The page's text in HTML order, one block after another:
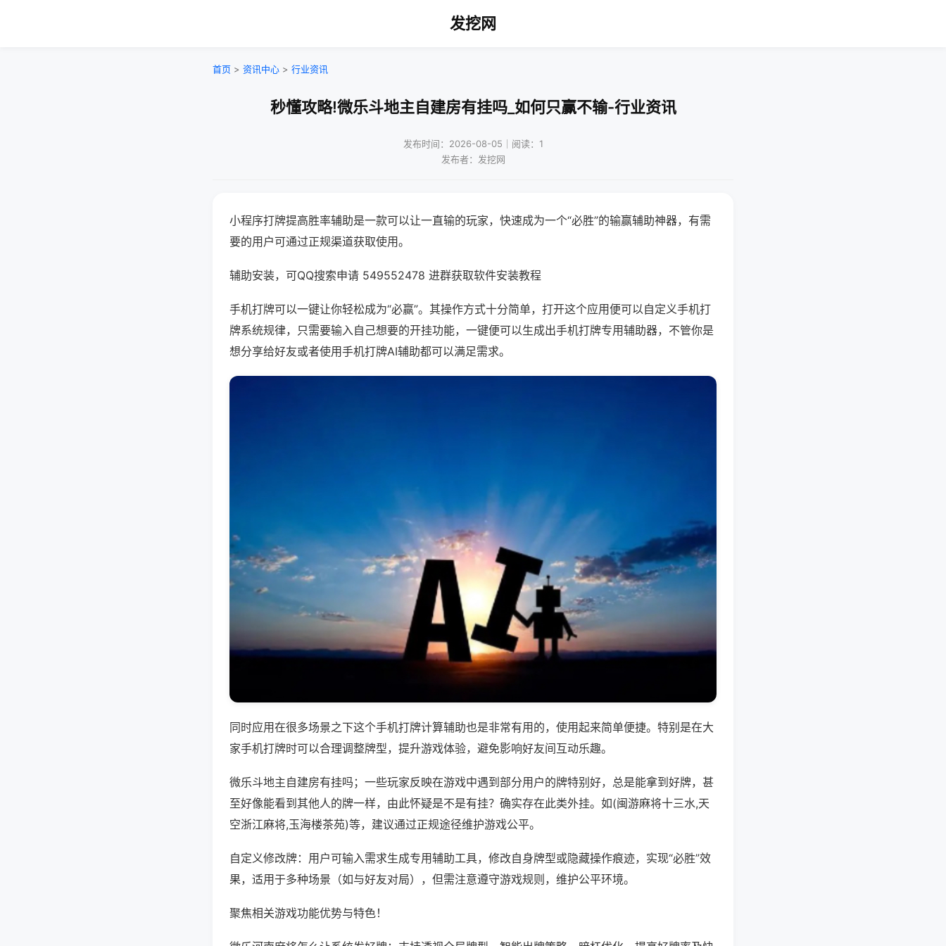
发挖网
首页 > 资讯中心 > 行业资讯
秒懂攻略!微乐斗地主自建房有挂吗_如何只赢不输-行业资讯
发布时间：2026-08-05｜阅读：1
发布者：发挖网
小程序打牌提高胜率辅助是一款可以让一直输的玩家，快速成为一个“必胜”的输赢辅助神器，有需
要的用户可通过正规渠道获取使用。
辅助安装，可QQ搜索申请 549552478 进群获取软件安装教程
手机打牌可以一键让你轻松成为“必赢”。其操作方式十分简单，打开这个应用便可以自定义手机打
牌系统规律，只需要输入自己想要的开挂功能，一键便可以生成出手机打牌专用辅助器，不管你是
想分享给好友或者使用手机打牌AI辅助都可以满足需求。
同时应用在很多场景之下这个手机打牌计算辅助也是非常有用的，使用起来简单便捷。特别是在大
家手机打牌时可以合理调整牌型，提升游戏体验，避免影响好友间互动乐趣。
微乐斗地主自建房有挂吗；一些玩家反映在游戏中遇到部分用户的牌特别好，总是能拿到好牌，甚
至好像能看到其他人的牌一样，由此怀疑是不是有挂？确实存在此类外挂。如(闽游麻将十三水,天
空浙江麻将,玉海楼茶苑)等，建议通过正规途径维护游戏公平。
自定义修改牌：用户可输入需求生成专用辅助工具，修改自身牌型或隐藏操作痕迹，实现“必胜”效
果，适用于多种场景（如与好友对局），但需注意遵守游戏规则，维护公平环境。
聚焦相关游戏功能优势与特色！